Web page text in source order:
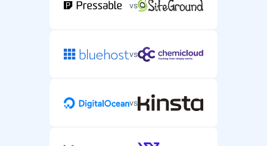
vs
vs
vs